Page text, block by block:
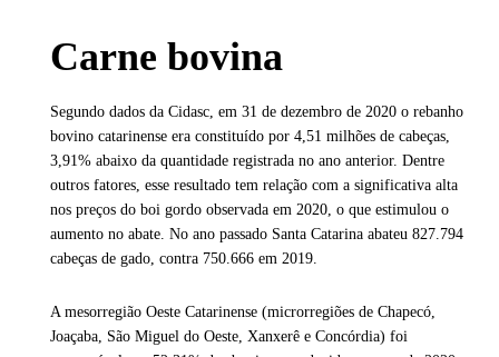
Carne bovina
Segundo dados da Cidasc, em 31 de dezembro de 2020 o rebanho
bovino catarinense era constituído por 4,51 milhões de cabeças,
3,91% abaixo da quantidade registrada no ano anterior. Dentre
outros fatores, esse resultado tem relação com a significativa alta
nos preços do boi gordo observada em 2020, o que estimulou o
aumento no abate. No ano passado Santa Catarina abateu 827.794
cabeças de gado, contra 750.666 em 2019.
A mesorregião Oeste Catarinense (microrregiões de Chapecó,
Joaçaba, São Miguel do Oeste, Xanxerê e Concórdia) foi